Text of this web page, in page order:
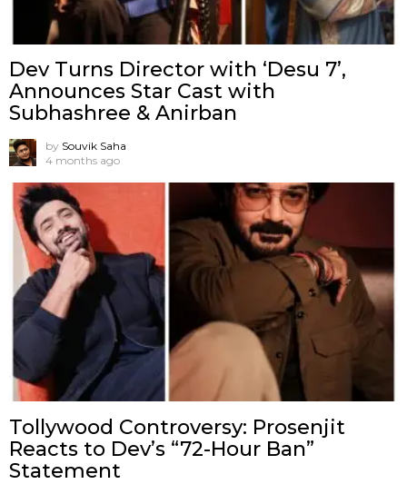
Dev Turns Director with ‘Desu 7’,
Announces Star Cast with
Subhashree & Anirban
by Souvik Saha
4 months ago
Tollywood Controversy: Prosenjit
Reacts to Dev’s “72-Hour Ban”
Statement